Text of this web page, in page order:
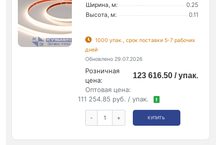
Ширина, м:
0.25
Высота, м:
0.11
1000 упак., срок поставки 5-7 рабочих
дней
Обновлено 29.07.2026
Розничная
цена:
123 616.50 / упак.
Оптовая цена:
111 254.85 руб. / упак.
!
- + КУПИТЬ